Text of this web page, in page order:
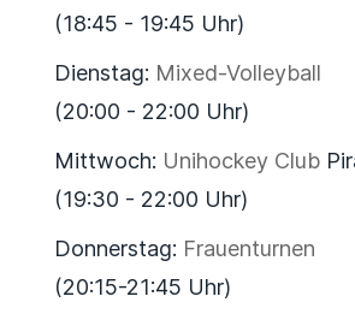
(18:45 - 19:45 Uhr)
Dienstag: Mixed-Volleyball
(20:00 - 22:00 Uhr)
Mittwoch: Unihockey Club
(19:30 - 22:00 Uhr)
Donnerstag: Frauenturnen
(20:15-21:45 Uhr)